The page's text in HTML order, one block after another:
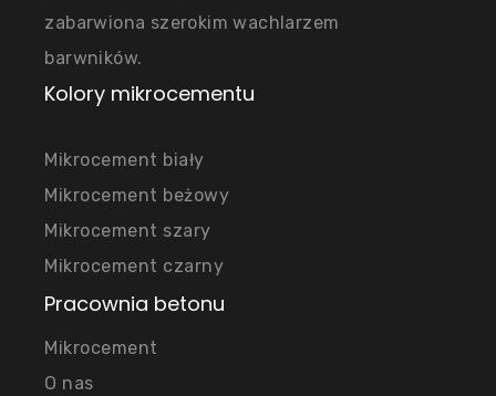
zabarwiona szerokim wachlarzem
barwników.
Kolory mikrocementu
Mikrocement biały
Mikrocement beżowy
Mikrocement szary
Mikrocement czarny
Pracownia betonu
Mikrocement
O nas